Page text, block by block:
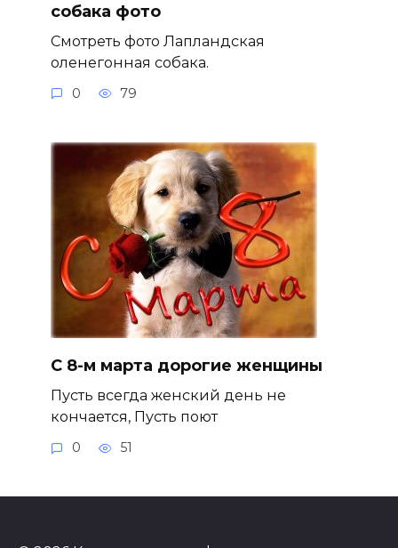
собака фото
Смотреть фото Лапландская
оленегонная собака.
0 79
С 8-м марта дорогие женщины
Пусть всегда женский день не
кончается, Пусть поют
0 51